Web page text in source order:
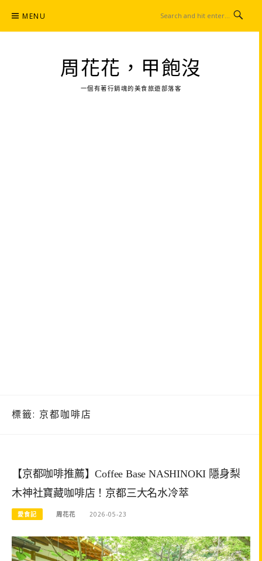
content
MENU
周花花，甲飽沒
一個有著行銷魂的美食旅遊部落客
標籤: 京都咖啡店
【京都咖啡推薦】Coffee Base NASHINOKI 隱身梨
木神社寶藏咖啡店！京都三大名水冷萃
愛食記 周花花 2026-05-23